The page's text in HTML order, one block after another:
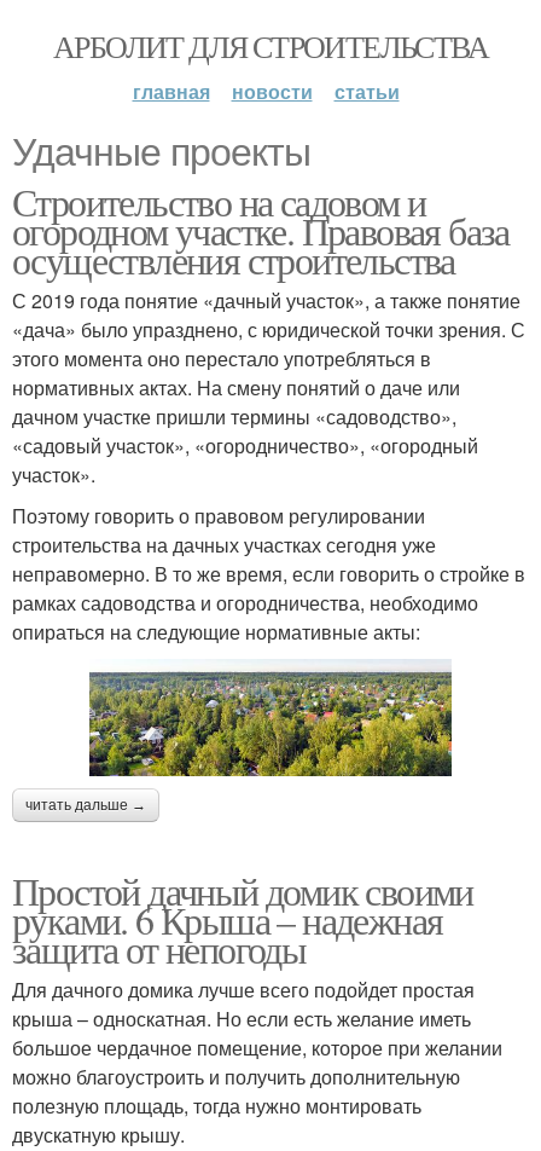
АРБОЛИТ ДЛЯ СТРОИТЕЛЬСТВА
главная новости статьи
Удачные проекты
Строительство на садовом и
огородном участке. Правовая база
осуществления строительства
С 2019 года понятие «дачный участок», а также понятие
«дача» было упразднено, с юридической точки зрения. С
этого момента оно перестало употребляться в
нормативных актах. На смену понятий о даче или
дачном участке пришли термины «садоводство»,
«садовый участок», «огородничество», «огородный
участок».
Поэтому говорить о правовом регулировании
строительства на дачных участках сегодня уже
неправомерно. В то же время, если говорить о стройке в
рамках садоводства и огородничества, необходимо
опираться на следующие нормативные акты:
читать дальше →
Простой дачный домик своими
руками. 6 Крыша – надежная
защита от непогоды
Для дачного домика лучше всего подойдет простая
крыша – односкатная. Но если есть желание иметь
большое чердачное помещение, которое при желании
можно благоустроить и получить дополнительную
полезную площадь, тогда нужно монтировать
двускатную крышу.